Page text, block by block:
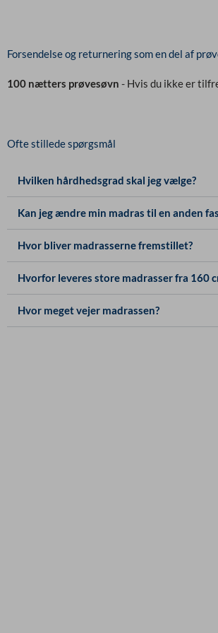
Forsendelse og returnering som en del af
100 nætters prøvesøvn - Hvis du ikke er
Ofte stillede spørgsmål
Hvilken hårdhedsgrad skal jeg vælge?
Kan jeg ændre min madras til en anden
Hvor bliver madrasserne fremstillet?
Hvorfor leveres store madrasser fra 160
Hvor meget vejer madrassen?